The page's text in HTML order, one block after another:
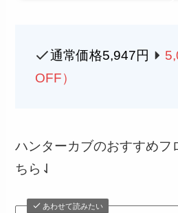
通常価格5,947円
OFF）
ハンターカブのおすすめフ
ちら⇃
あわせて読みたい